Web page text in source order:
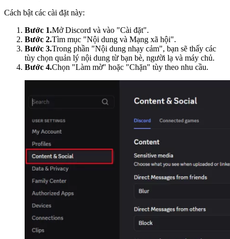
Cách bật các cài đặt này:
Bước 1.Mở Discord và vào "Cài đặt".
Bước 2.Tìm mục "Nội dung và Mạng xã hội".
Bước 3.Trong phần "Nội dung nhạy cảm", bạn sẽ thấy các
tùy chọn quản lý nội dung từ bạn bè, người lạ và máy chủ.
Bước 4.Chọn "Làm mờ" hoặc "Chặn" tùy theo nhu cầu.